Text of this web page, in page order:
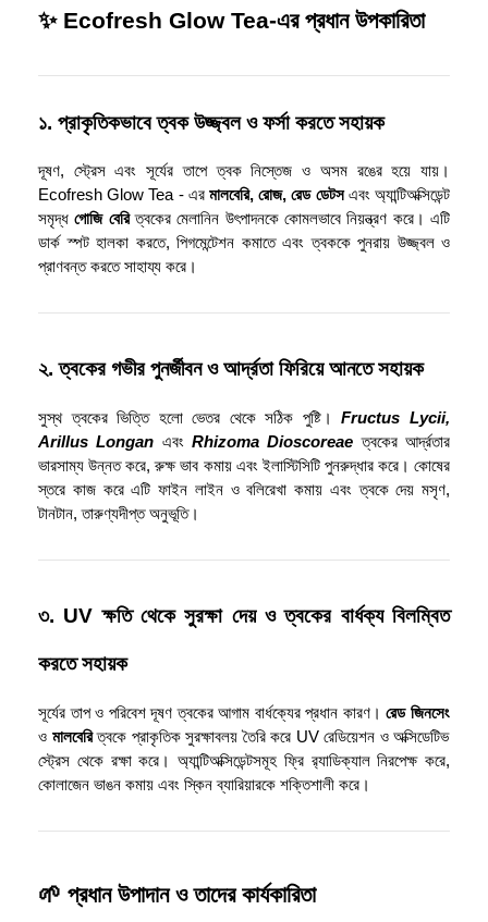
✨ Ecofresh Glow Tea-এর প্রধান উপকারিতা
১. প্রাকৃতিকভাবে ত্বক উজ্জ্বল ও ফর্সা করতে সহায়ক
দূষণ, স্ট্রেস এবং সূর্যের তাপে ত্বক নিস্তেজ ও অসম রঙের হয়ে যায়।
Ecofresh Glow Tea - এর মালবেরি, রোজ, রেড ডেটসএবং অ্যান্টিঅক্সিডেন্ট
সমৃদ্ধগোজি বেরিত্বকের মেলানিন উৎপাদনকে কোমলভাবে নিয়ন্ত্রণ করে। এটি
ডার্ক স্পট হালকা করতে, পিগমেন্টেশন কমাতে এবং ত্বককে পুনরায় উজ্জ্বল ও
প্রাণবন্ত করতে সাহায্য করে।
২. ত্বকের গভীর পুনর্জীবন ও আর্দ্রতা ফিরিয়ে আনতে সহায়ক
সুস্থ ত্বকের ভিত্তি হলো ভেতর থেকে সঠিক পুষ্টি।Fructus Lycii,
Arillus Longan এবংRhizoma Dioscoreae ত্বকের আর্দ্রতার
ভারসাম্য উন্নত করে, রুক্ষ ভাব কমায় এবং ইলাস্টিসিটি পুনরুদ্ধার করে। কোষের
স্তরে কাজ করে এটি ফাইন লাইন ও বলিরেখা কমায় এবং ত্বকে দেয় মসৃণ,
টানটান, তারুণ্যদীপ্ত অনুভূতি।
৩. UV ক্ষতি থেকে সুরক্ষা দেয় ও ত্বকের বার্ধক্য বিলম্বিত
করতে সহায়ক
সূর্যের তাপ ও পরিবেশ দূষণ ত্বকের আগাম বার্ধক্যের প্রধান কারণ।রেড জিনসেং
ও মালবেরিত্বকে প্রাকৃতিক সুরক্ষাবলয় তৈরি করে UV রেডিয়েশন ও অক্সিডেটিভ
স্ট্রেস থেকে রক্ষা করে। অ্যান্টিঅক্সিডেন্টসমূহ ফ্রি র‌্যাডিক্যাল নিরপেক্ষ করে,
কোলাজেন ভাঙন কমায় এবং স্কিন ব্যারিয়ারকে শক্তিশালী করে।
🌱 প্রধান উপাদান ও তাদের কার্যকারিতা